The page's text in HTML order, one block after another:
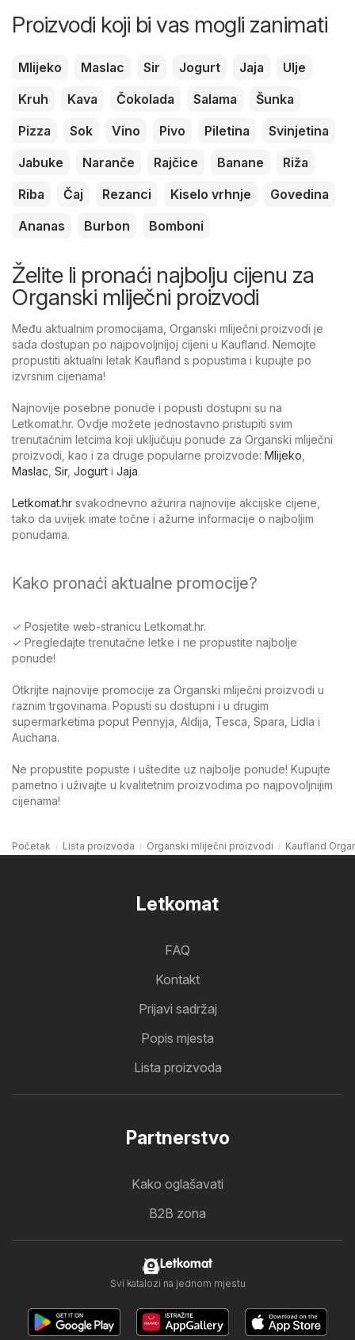
Proizvodi koji bi vas mogli zanimati
Mlijeko Maslac Sir Jogurt Jaja
Ulje
Kruh
Kava Čokolada Salama
Šunka
Pizza
Sok Vino Pivo Piletina
Svinjetina
Jabuke
Naranče Rajčice Banane
Riža
Riba
Čaj Rezanci Kiselo vrhnje
Govedina
Ananas
Burbon Bomboni
Želite li pronaći najbolju cijenu za
Organski mliječni proizvodi
Među aktualnim promocijama, Organski mliječni proizvodi je
sada dostupan po najpovoljnijoj cijeni u Kaufland. Nemojte
propustiti aktualni letak Kaufland s popustima i kupujte po
izvrsnim cijenama!
Najnovije posebne ponude i popusti dostupni su na
Letkomat.hr. Ovdje možete jednostavno pristupiti svim
trenutačnim letcima koji uključuju ponude za Organski mliječni
proizvodi, kao i za druge popularne proizvode: Mlijeko
Maslac Sir, Jogurt i Jaja.
Letkomat.hr svakodnevno ažurira najnovije akcijske cijene,
tako da uvijek imate točne i ažurne informacije o najboljim
ponudama.
Kako pronaći aktualne promocije?
✓ Posjetite web-stranicu Letkomat.hr.
✓ Pregledajte trenutačne letke i ne propustite najbolje
ponude!
Otkrijte najnovije promocije za Organski mliječni proizvodi u
raznim trgovinama. Popusti su dostupni i u drugim
supermarketima poput Pennyja, Aldija, Tesca, Spara, Lidla i
Auchana.
Ne propustite popuste i uštedite uz najbolje ponude! Kupujte
pametno i uživajte u kvalitetnim proizvodima po najpovoljnijim
cijenama!
Početak Lista proizvoda Organski mliječni proizvodi Kaufland
Letkomat
FAQ
Kontakt
Prijavi sadržaj
Popis mjesta
Lista proizvoda
Partnerstvo
Kako oglašavati
B2B zona
Letkomat
Svi katalozi na jednom mjestu